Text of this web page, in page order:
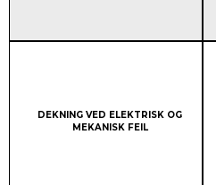
Column 1:
DEKNING VED ELEKTRISK OG
MEKANISK FEIL